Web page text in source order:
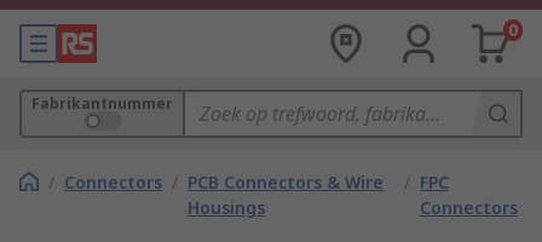
0
Fabrikantnummer
/ Connectors / PCB Connectors & Wire
Housings
/ FPC
Connectors